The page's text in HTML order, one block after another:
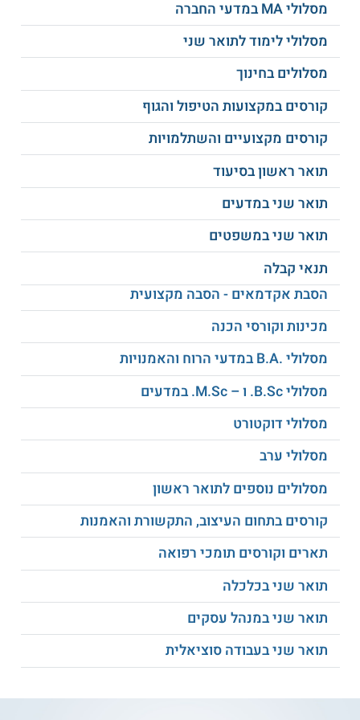
בתום הלימודים לתואר שני בהתמודדות עם מצבי חירום, הבוגרים
אשר עמדו בכל דרישות החוג, יקבלו תואר שני "מוסמך בהתמודדות
עם מצבי חירום", מטעם החוג לגיאוגרפיה של אוניברסיטת חיפה.
לאחר קבלת התואר יוכלו הבוגרים להשתלב בכל המערכות אשר
צריכות מנהלים ומקבלי החלטות בתחום זה.
למידע נוסף לחצו:אוניברסיטת חיפה
מסלולי MA במדעי החברה
מסלולי לימוד לתואר שני
מסלולים בחינוך
קורסים במקצועות הטיפול והגוף
קורסים מקצועיים והשתלמויות
תואר ראשון בסיעוד
תואר שני במדעים
תואר שני במשפטים
תנאי קבלה
הסבת אקדמאים - הסבה מקצועית
מכינות וקורסי הכנה
מסלולי .B.A במדעי הרוח והאמנויות
מסלולי B.Sc. ו – M.Sc. במדעים
מסלולי דוקטורט
מסלולי ערב
מסלולים נוספים לתואר ראשון
קורסים בתחום העיצוב, התקשורת והאמנות
תארים וקורסים תומכי רפואה
תואר שני בכלכלה
תואר שני במנהל עסקים
תואר שני בעבודה סוציאלית